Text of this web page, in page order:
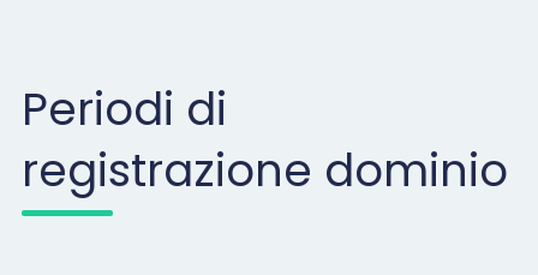
Periodi di
registrazione dominio